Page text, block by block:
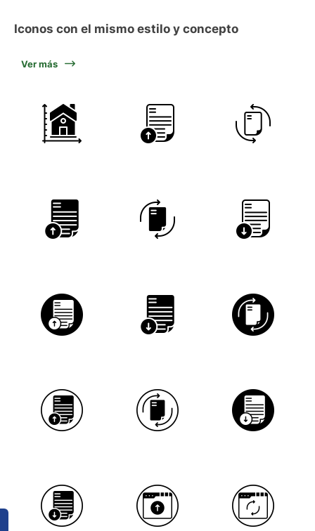
Iconos con el mismo estilo y concepto
Ver más